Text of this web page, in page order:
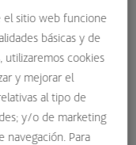
de invertir tus
delhorizonte
puedes tener el
el sitio web funcione
básicas y de
utilizaremos cookies
y mejorar el
al tipo de
y/o de marketing
navegación. Para